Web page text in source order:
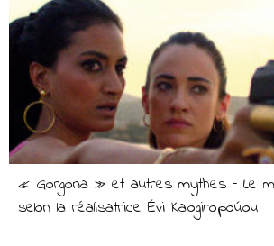
« Gorgona » et autres mythes – Le
selon la réalisatrice Évi Kalogiropoúlou